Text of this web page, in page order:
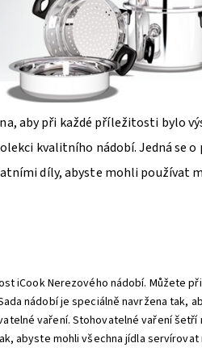
aby při každé příležitosti bylo
kvalitního nádobí. Jedná se o
díly, abyste mohli používat
iCook Nerezového nádobí. Můžete
nádobí je speciálně navržena tak,
vaření. Stohovatelné vaření šetří
abyste mohli všechna jídla servírovat